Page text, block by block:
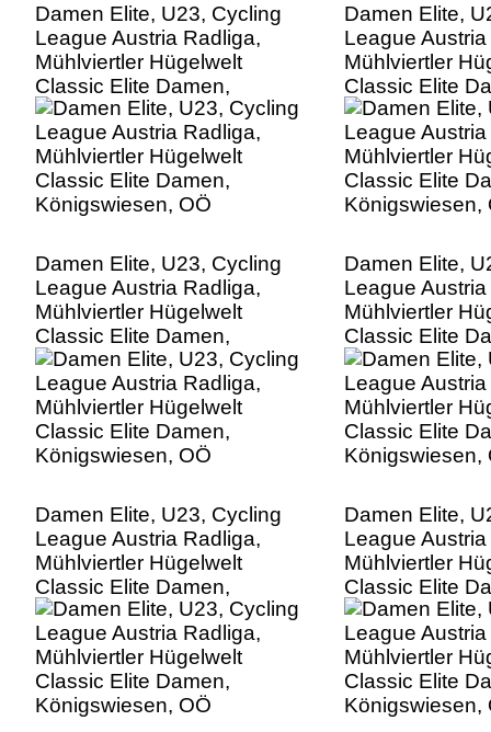
Damen Elite, U23, Cycling
League Austria Radliga,
Mühlviertler Hügelwelt
Classic Elite Damen,
Königswiesen, OÖ
Damen Elite,
League
Mühlviertler
Classic Elite
Königswiesen,
Damen Elite, U23, Cycling
League Austria Radliga,
Mühlviertler Hügelwelt
Classic Elite Damen,
Königswiesen, OÖ
Damen Elite,
League
Mühlviertler
Classic Elite
Königswiesen,
Damen Elite, U23, Cycling
League Austria Radliga,
Mühlviertler Hügelwelt
Classic Elite Damen,
Königswiesen, OÖ
Damen Elite,
League
Mühlviertler
Classic Elite
Königswiesen,